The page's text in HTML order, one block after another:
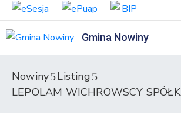
Gmina Nowiny
Przedszkole
Nowiny
Listing
LEPOLAM WICHROWSCY